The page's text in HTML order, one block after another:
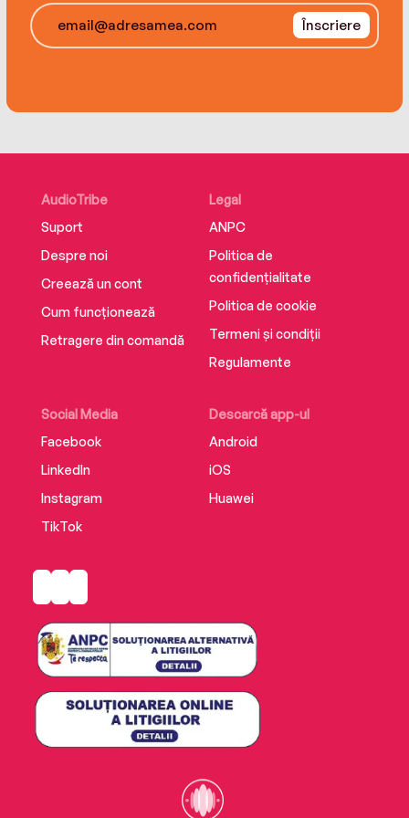
Înscriere
AudioTribe
Suport
Despre noi
Creează un cont
Cum funcționează
Retragere din comandă
Social Media
Facebook
LinkedIn
Instagram
TikTok
Descarcă app-ul
Android
iOS
Huawei
Legal
ANPC
Politica de
confidențialitate
Politica de cookie
Termeni și condiții
Regulamente